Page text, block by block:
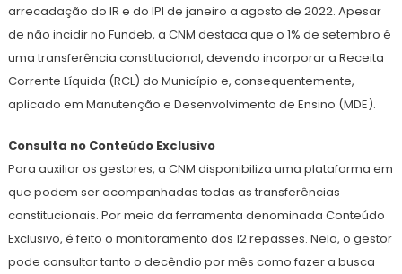
arrecadação do IR e do IPI de janeiro a agosto de 2022. Apesar
de não incidir no Fundeb, a CNM destaca que o 1% de setembro é
uma transferência constitucional, devendo incorporar a Receita
Corrente Líquida (RCL) do Município e, consequentemente,
aplicado em Manutenção e Desenvolvimento de Ensino (MDE).
Consulta no Conteúdo Exclusivo
Para auxiliar os gestores, a CNM disponibiliza uma plataforma em
que podem ser acompanhadas todas as transferências
constitucionais. Por meio da ferramenta denominada Conteúdo
Exclusivo, é feito o monitoramento dos 12 repasses. Nela, o gestor
pode consultar tanto o decêndio por mês como fazer a busca